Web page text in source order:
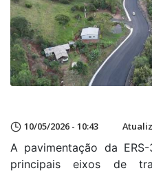
10/05/2026 - 10:43
A pavimentação da
principais eixos de